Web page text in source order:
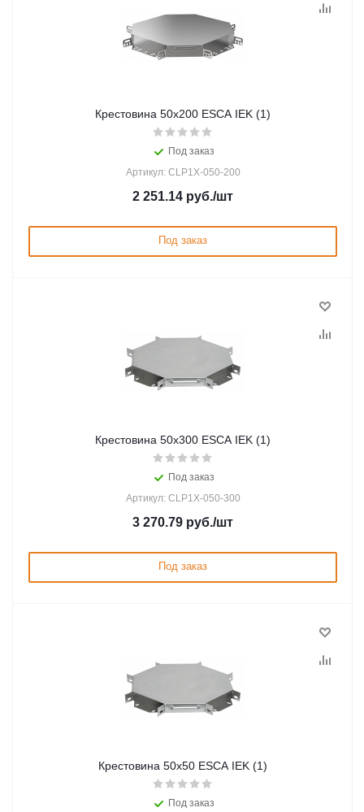
Крестовина 50х200 ESCA IEK (1)
Под заказ
Артикул: CLP1X-050-200
2 251.14 руб./шт
Под заказ
Крестовина 50х300 ESCA IEK (1)
Под заказ
Артикул: CLP1X-050-300
3 270.79 руб./шт
Под заказ
Крестовина 50х50 ESCA IEK (1)
Под заказ